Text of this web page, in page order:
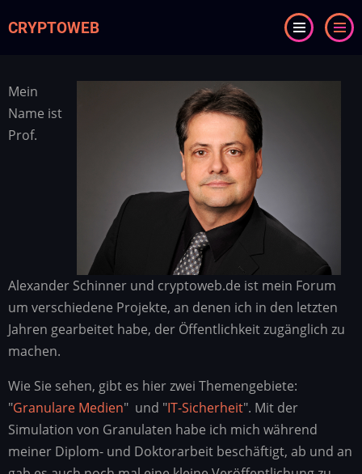
zum
CRYPTOWEB
Mein
Name ist
Prof.
Alexander Schinner und cryptoweb.de ist mein Forum
um verschiedene Projekte, an denen ich in den letzten
Jahren gearbeitet habe, der Öffentlichkeit zugänglich zu
machen.
Wie Sie sehen, gibt es hier zwei Themengebiete:
"Granulare Medien" und "IT-Sicherheit". Mit der
Simulation von Granulaten habe ich mich während
meiner Diplom- und Doktorarbeit beschäftigt, ab und an